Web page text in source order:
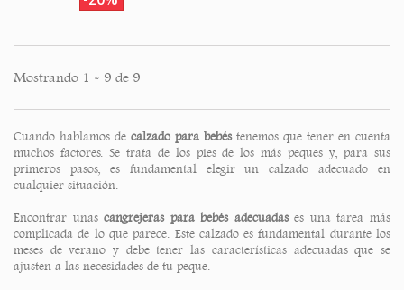
Mostrando 1 - 9 de 9
Cuando hablamos de calzado para bebéstenemos que tener en cuenta
muchos factores. Se trata de los pies de los más peques y, para sus
primeros pasos, es fundamental elegir un calzado adecuado en
cualquier situación.
Encontrar unascangrejeras para bebés adecuadases una tarea más
complicada de lo que parece. Este calzado es fundamental durante los
meses de verano y debe tener las características adecuadas que se
ajusten a las necesidades de tu peque.